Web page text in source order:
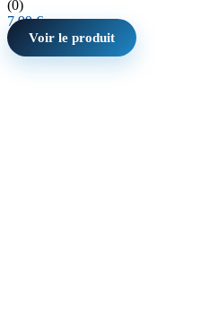
(0)
7,99€
Voir le produit